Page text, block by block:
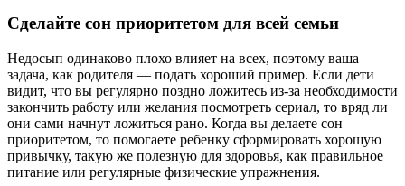
Сделайте сон приоритетом для всей семьи
Недосып одинаково плохо влияет на всех, поэтому ваша
задача, как родителя — подать хороший пример. Если дети
видит, что вы регулярно поздно ложитесь из-за необходимости
закончить работу или желания посмотреть сериал, то вряд ли
они сами начнут ложиться рано. Когда вы делаете сон
приоритетом, то помогаете ребенку сформировать хорошую
привычку, такую же полезную для здоровья, как правильное
питание или регулярные физические упражнения.